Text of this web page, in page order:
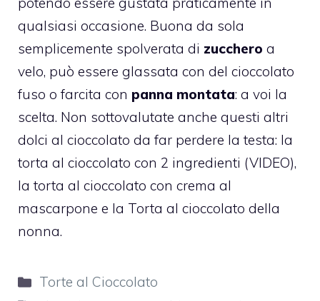
qualsiasi occasione. Buona da sola
semplicemente spolverata di zucchero a
velo, può essere glassata con del cioccolato
fuso o farcita con panna montata: a voi la
scelta. Non sottovalutate anche questi altri
dolci al cioccolato da far perdere la testa: la
torta al cioccolato con 2 ingredienti (VIDEO),
la torta al cioccolato con crema al
mascarpone e la Torta al cioccolato della
nonna.
Categorie
Torte al Cioccolato